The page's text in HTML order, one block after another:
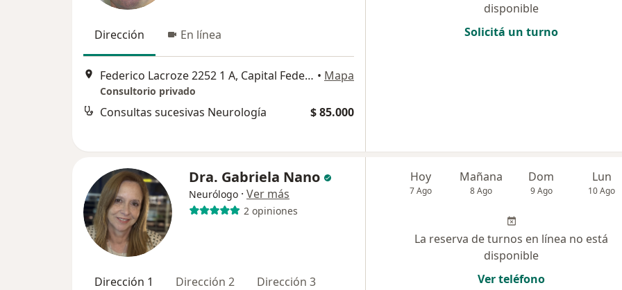
Dirección En línea
Federico Lacroze 2252 1 A, Capital Federal • Mapa
Consultorio privado
Consultas sucesivas Neurología $ 85.000
disponible
Solicitá un turno
Dra. Gabriela Nano
Neurólogo · Ver más
2 opiniones
Dirección 1 Dirección 2 Dirección 3
Hoy
7 Ago
Mañana
8 Ago
Dom
9 Ago
Lun
10 Ago
La reserva de turnos en línea no está
disponible
Ver teléfono